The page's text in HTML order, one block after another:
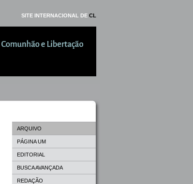
SITE INTERNACIONAL DE CL
ARQUIVO
PÁGINA UM
EDITORIAL
BUSCA AVANÇADA
REDAÇÃO